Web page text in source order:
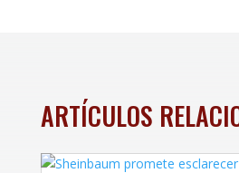
ARTÍCULOS